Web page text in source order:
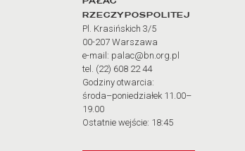
RZECZYPOSPOLITEJ
Pl. Krasińskich 3/5
00-207 Warszawa
e-mail: palac@bn.org.pl
tel. (22) 608 22 44
Godziny otwarcia:
środa–poniedziałek 11.00–
19.00
Ostatnie wejście: 18:45